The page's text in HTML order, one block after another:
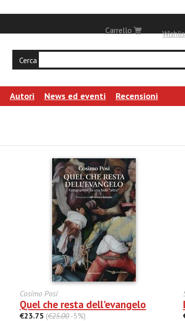
Carrello
Cerca
Autori News ed eventi Recensioni
Cosimo Posi
Quel che resta dell'evangelo
€23.75 (€25.00-5%)